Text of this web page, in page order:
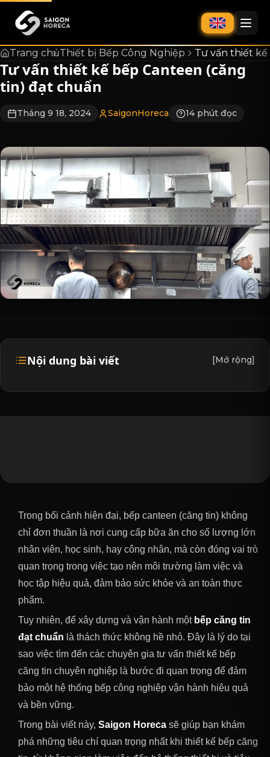
chính
Trang chủThiết bị Bếp Công Nghiệp Tư vấn thiết
Tư vấn thiết kế bếp Canteen (căng
tin) đạt chuẩn
Tháng 9 18, 2024 SaigonHoreca 14 phút đọc
Nội dung bài viết [Mở rộng]
Trong bối cảnh hiện đại, bếp canteen (căng tin) không
chỉ đơn thuần là nơi cung cấp bữa ăn cho số lượng lớn
nhân viên, học sinh, hay công nhân, mà còn đóng vai trò
quan trọng trong việc tạo nên môi trường làm việc và
học tập hiệu quả, đảm bảo sức khỏe và an toàn thực
phẩm.
Tuy nhiên, để xây dựng và vận hành một bếp căng tin
đạt chuẩn là thách thức không hề nhỏ. Đây là lý do tại
sao việc tìm đến các chuyên gia tư vấn thiết kế bếp
căng tin chuyên nghiệp là bước đi quan trọng để đảm
bảo một hệ thống bếp công nghiệp vận hành hiệu quả
và bền vững.
Trong bài viết này, Saigon Horeca sẽ giúp bạn khám
phá những tiêu chí quan trọng nhất khi thiết kế bếp căng